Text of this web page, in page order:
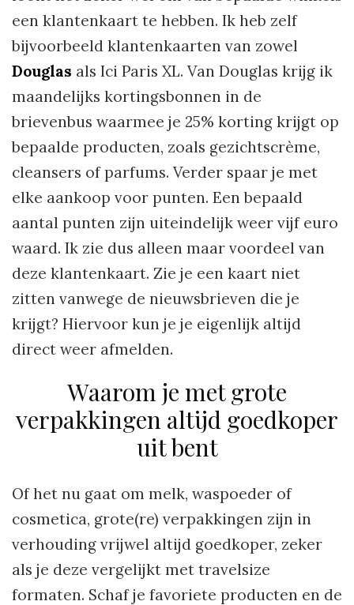
een klantenkaart te hebben. Ik heb zelf
bijvoorbeeld klantenkaarten van zowel
Douglas als Ici Paris XL. Van Douglas krijg ik
maandelijks kortingsbonnen in de
brievenbus waarmee je 25% korting krijgt op
bepaalde producten, zoals gezichtscrème,
cleansers of parfums. Verder spaar je met
elke aankoop voor punten. Een bepaald
aantal punten zijn uiteindelijk weer vijf euro
waard. Ik zie dus alleen maar voordeel van
deze klantenkaart. Zie je een kaart niet
zitten vanwege de nieuwsbrieven die je
krijgt? Hiervoor kun je je eigenlijk altijd
direct weer afmelden.
Waarom je met grote
verpakkingen altijd goedkoper
uit bent
Of het nu gaat om melk, waspoeder of
cosmetica, grote(re) verpakkingen zijn in
verhouding vrijwel altijd goedkoper, zeker
als je deze vergelijkt met travelsize
formaten. Schaf je favoriete producten en de